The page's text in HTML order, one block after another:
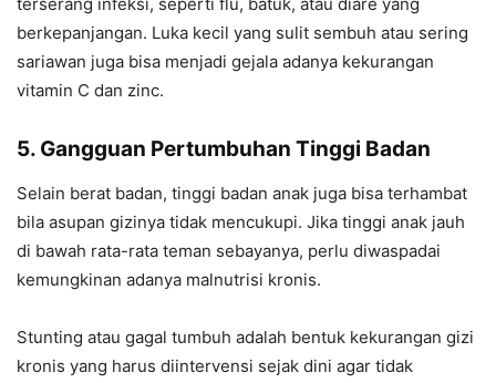
berkepanjangan. Luka kecil yang sulit sembuh atau sering
sariawan juga bisa menjadi gejala adanya kekurangan
vitamin C dan zinc.
5. Gangguan Pertumbuhan Tinggi Badan
Selain berat badan, tinggi badan anak juga bisa terhambat
bila asupan gizinya tidak mencukupi. Jika tinggi anak jauh
di bawah rata-rata teman sebayanya, perlu diwaspadai
kemungkinan adanya malnutrisi kronis.
Stunting atau gagal tumbuh adalah bentuk kekurangan gizi
kronis yang harus diintervensi sejak dini agar tidak